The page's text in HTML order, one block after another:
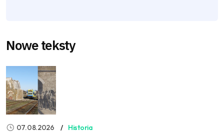
Nowe teksty
07.08.2026 Historia